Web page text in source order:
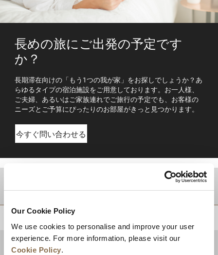
Our Cookie Policy
We use cookies to personalise and improve your user
experience. For more information, please visit our
Cookie Policy.
長めの旅にご出発の予定です
か？
長期滞在向けの「もう1つの我が家」をお探しでしょうか？あ
らゆるタイプの宿泊施設をご用意しております。お一人様、
ご夫婦、あるいはご家族連れでご旅行の予定でも、お客様の
ニーズとご予算にぴったりのお部屋がきっと見つかります。
今すぐ問い合わせる